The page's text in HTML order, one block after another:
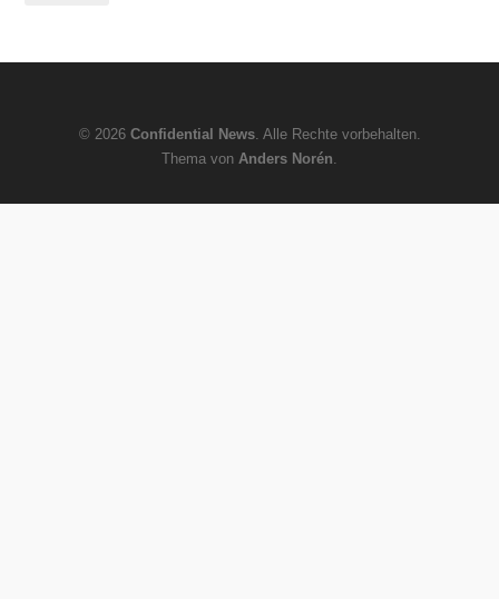
© 2026 Confidential News. Alle Rechte vorbehalten.
Thema von Anders Norén.